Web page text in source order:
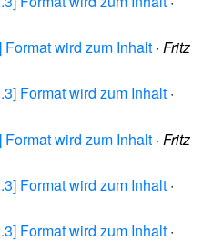
wird zum Inhalt · Fritz
Format wird zum Inhalt ·
wird zum Inhalt · Fritz
Format wird zum Inhalt ·
Format wird zum Inhalt ·